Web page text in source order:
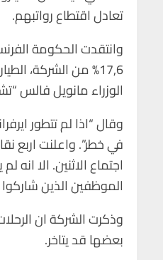
تعادل اقتطاع رواتبهم.
وانتقدت الحكومة
17,6% من الشركة،
الوزراء مانويل فالس
وقال “اذا لم تتطور
في خطر”. واعلنت اربع
اجتماع الاثنين. الا انه
الموظفين الذين
وذكرت الشركة ان
بعضها قد يتاخر.